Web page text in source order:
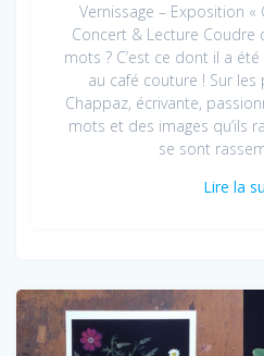
Vernissage – Exposition
Concert & Lecture
mots ? C’est ce dont il a
au café couture ! Sur les
Chappaz, écrivante,
mots et des images qu’ils
se sont
Lire la